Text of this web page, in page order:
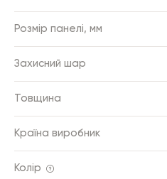
Розмір панелі, мм
Захисний шар
Товщина
Країна виробник
Колір